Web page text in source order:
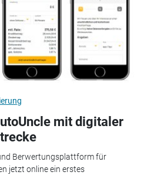
mit digitaler
Berwertungsplattform für
jetzt online ein erstes